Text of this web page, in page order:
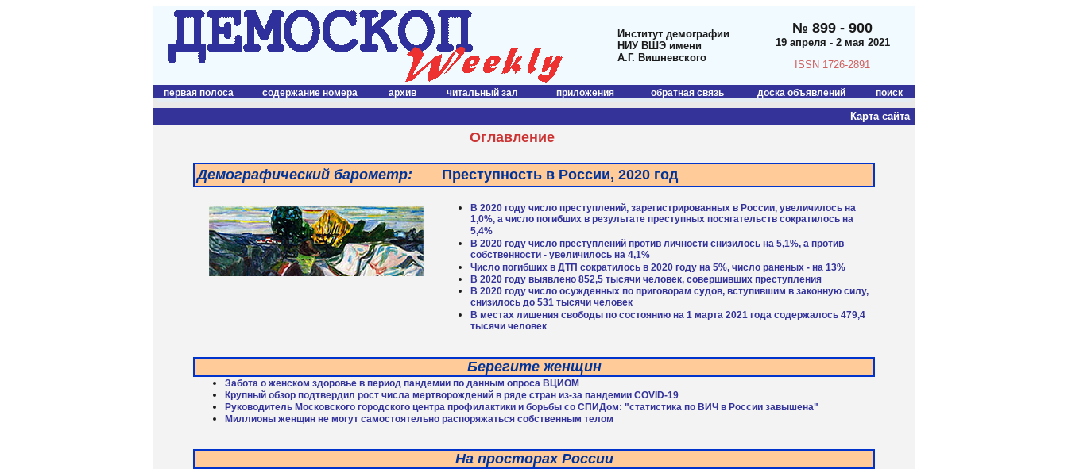
Институт демографии
НИУ ВШЭ имени
А.Г. Вишневского
№ 899 - 900
19 апреля - 2 мая 2021
ISSN 1726-2891
первая полоса содержание номера архив читальный зал приложения обратная связь доска объявлений поиск
Карта сайта
Оглавление
Демографический барометр: Преступность в России, 2020 год
В 2020 году число преступлений, зарегистрированных в России, увеличилось на
1,0%, а число погибших в результате преступных посягательств сократилось на
5,4%
В 2020 году число преступлений против личности снизилось на 5,1%, а против
собственности - увеличилось на 4,1%
Число погибших в ДТП сократилось в 2020 году на 5%, число раненых - на 13%
В 2020 году выявлено 852,5 тысячи человек, совершивших преступления
В 2020 году число осужденных по приговорам судов, вступившим в законную силу,
снизилось до 531 тысячи человек
В местах лишения свободы по состоянию на 1 марта 2021 года содержалось 479,4
тысячи человек
Берегите женщин
Забота о женском здоровье в период пандемии по данным опроса ВЦИОМ
Крупный обзор подтвердил рост числа мертворождений в ряде стран из-за пандемии COVID-19
Руководитель Московского городского центра профилактики и борьбы со СПИДом: "статистика по ВИЧ в России завышена"
Миллионы женщин не могут самостоятельно распоряжаться собственным телом
На просторах России